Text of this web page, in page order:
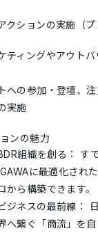
クションの実施（
ティングやアウト
への参加・登壇、
実施
ンの魅力
組織を創る：
す
に最適化され
から構築できます。
ジネスの最前線：
へ繋ぐ「商流」を